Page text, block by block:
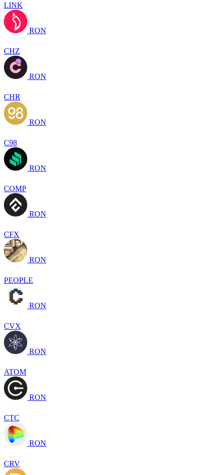
LINK
RON
CHZ
RON
CHR
RON
C98
RON
COMP
RON
CFX
RON
PEOPLE
RON
CVX
RON
ATOM
RON
CTC
RON
CRV